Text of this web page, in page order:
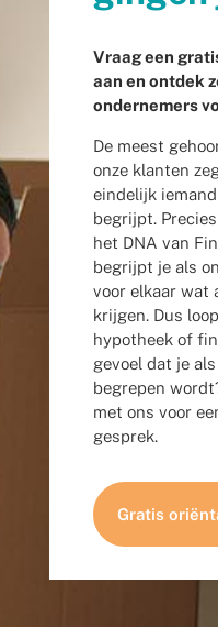
Vraag een
aan en ontdek
ondernemers
De meest
onze klanten
eindelijk
begrijpt.
het DNA van
begrijpt je als
voor elkaar wat
krijgen. Dus
hypotheek of
gevoel dat je
begrepen
met ons voor
gesprek.
Gratis